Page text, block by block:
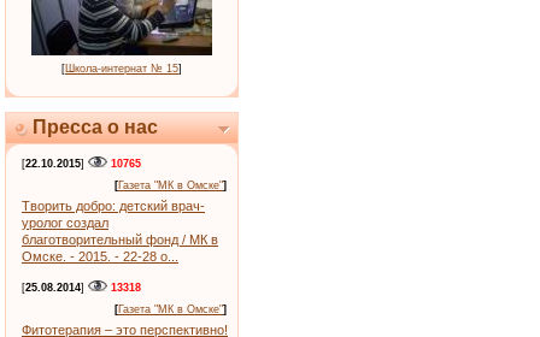
[Школа-интернат № 15]
Пресса о нас
[22.10.2015]
10765
[Газета "МК в Омске"]
Творить добро: детский врач-
уролог создал
благотворительный фонд / МК в
Омске. - 2015. - 22-28 о...
[25.08.2014]
13318
[Газета "МК в Омске"]
Фитотерапия – это перспективно!